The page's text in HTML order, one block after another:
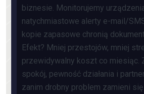
biznesie. Monitorujemy
natychmiastowe alerty e-mail/
kopie zapasowe chronią
Efekt? Mniej przestojów, mniej
przewidywalny koszt co miesiąc.
spokój, pewność działania i
zanim drobny problem zamieni